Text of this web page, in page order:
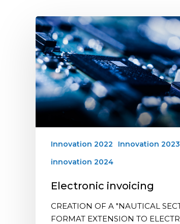
Innovation 2022
Innovation 2023
innovation 2024
Electronic invoicing
CREATION OF A "NAUTICAL
FORMAT EXTENSION TO